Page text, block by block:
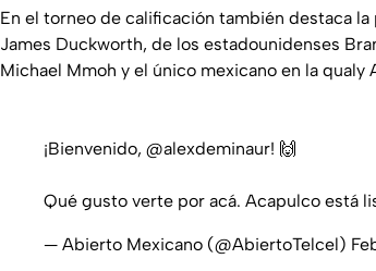
En el torneo de calificación también destaca
James Duckworth, de los estadounidenses
Michael Mmoh y el único mexicano en la qualy
¡Bienvenido, @alexdeminaur! 🙌
Qué gusto verte por acá. Acapulco está
— Abierto Mexicano (@AbiertoTelcel)